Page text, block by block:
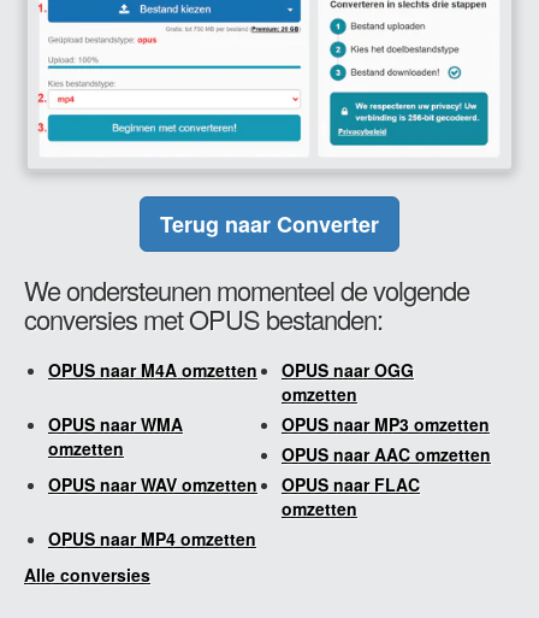
Terug naar Converter
We ondersteunen momenteel de volgende
conversies met OPUS bestanden:
OPUS naar M4A omzetten
OPUS naar OGG
omzetten
OPUS naar WMA
omzetten
OPUS naar MP3 omzetten
OPUS naar AAC omzetten
OPUS naar WAV omzetten
OPUS naar FLAC
omzetten
OPUS naar MP4 omzetten
Alle conversies